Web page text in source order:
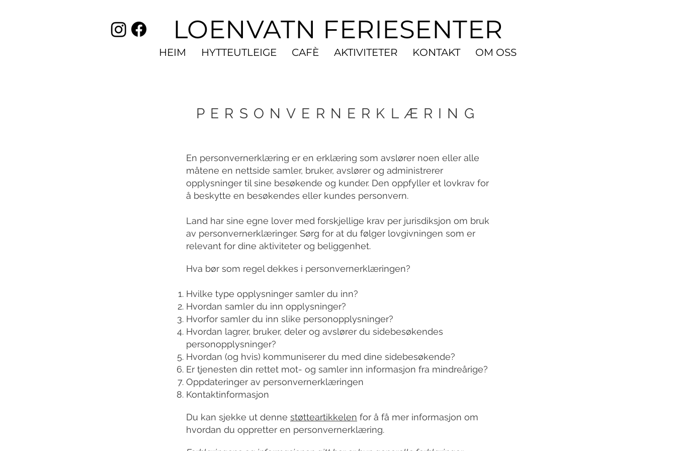
LOENVATN FERIESENTER
HEIM HYTTEUTLEIGE CAFÈ AKTIVITETER KONTAKT OM OSS
PERSONVERNERKLÆRING
En personvernerklæring er en erklæring som avslører noen eller alle
måtene en nettside samler, bruker, avslører og administrerer
opplysninger til sine besøkende og kunder. Den oppfyller et lovkrav for
å beskytte en besøkendes eller kundes personvern.
Land har sine egne lover med forskjellige krav per jurisdiksjon om bruk
av personvernerklæringer. Sørg for at du følger lovgivningen som er
relevant for dine aktiviteter og beliggenhet.
Hva bør som regel dekkes i personvernerklæringen?
Hvilke type opplysninger samler du inn?
Hvordan samler du inn opplysninger?
Hvorfor samler du inn slike personopplysninger?
Hvordan lagrer, bruker, deler og avslører du sidebesøkendes
personopplysninger?
Hvordan (og hvis) kommuniserer du med dine sidebesøkende?
Er tjenesten din rettet mot- og samler inn informasjon fra mindreårige?
Oppdateringer av personvernerklæringen
Kontaktinformasjon
Du kan sjekke ut denne støtteartikkelen for å få mer informasjon om
hvordan du oppretter en personvernerklæring.